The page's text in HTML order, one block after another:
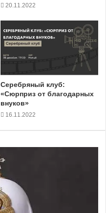
20.11.2022
Серебряный клуб:
«Сюрприз от благодарных
внуков»
16.11.2022